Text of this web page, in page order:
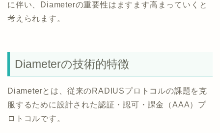
に伴い、Diameterの重要性はますます高まっていくと
考えられます。
Diameterの技術的特徴
Diameterとは、従来のRADIUSプロトコルの課題を克
服するために設計された認証・認可・課金（AAA）プ
ロトコルです。